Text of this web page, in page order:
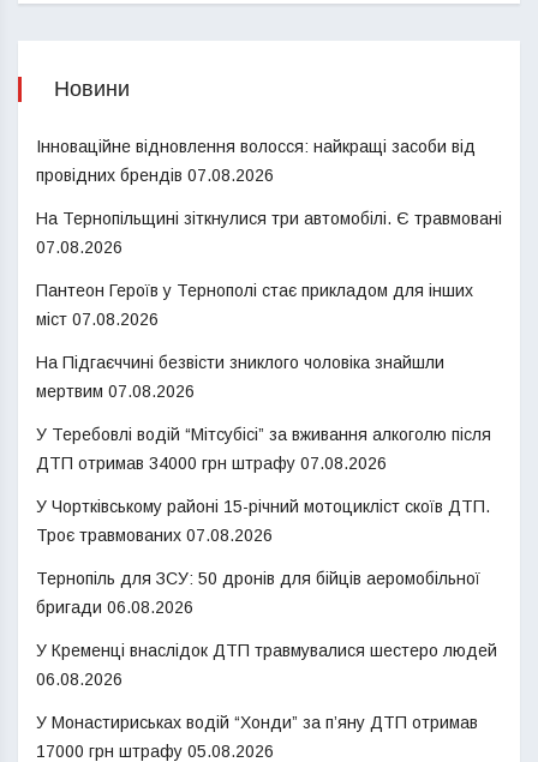
Новини
Інноваційне відновлення волосся: найкращі засоби від
провідних брендів 07.08.2026
На Тернопільщині зіткнулися три автомобілі. Є травмовані
07.08.2026
Пантеон Героїв у Тернополі стає прикладом для інших
міст 07.08.2026
На Підгаєччині безвісти зниклого чоловіка знайшли
мертвим 07.08.2026
У Теребовлі водій “Мітсубісі” за вживання алкоголю після
ДТП отримав 34000 грн штрафу 07.08.2026
У Чортківському районі 15-річний мотоцикліст скоїв ДТП.
Троє травмованих 07.08.2026
Тернопіль для ЗСУ: 50 дронів для бійців аеромобільної
бригади 06.08.2026
У Кременці внаслідок ДТП травмувалися шестеро людей
06.08.2026
У Монастириськах водій “Хонди” за п’яну ДТП отримав
17000 грн штрафу 05.08.2026